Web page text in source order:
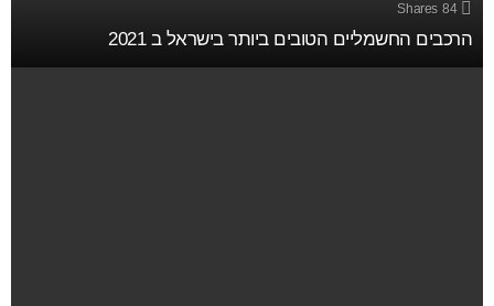
84
Shares
הרכבים החשמליים הטובים ביותר בישראל ב 2021